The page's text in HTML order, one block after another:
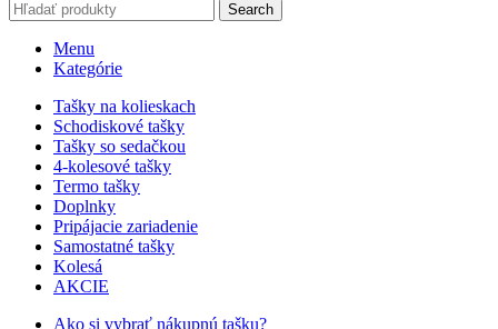
Search
Menu
Kategórie
Tašky na kolieskach
Schodiskové tašky
Tašky so sedačkou
4-kolesové tašky
Termo tašky
Doplnky
Pripájacie zariadenie
Samostatné tašky
Kolesá
AKCIE
Ako si vybrať nákupnú tašku?